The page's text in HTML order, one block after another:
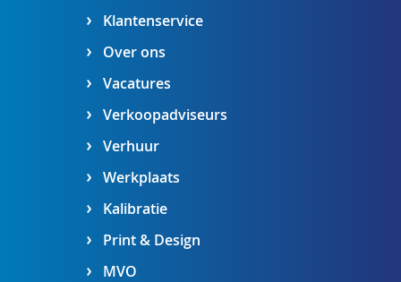
Klantenservice
Over ons
Vacatures
Verkoopadviseurs
Verhuur
Werkplaats
Kalibratie
Print & Design
MVO